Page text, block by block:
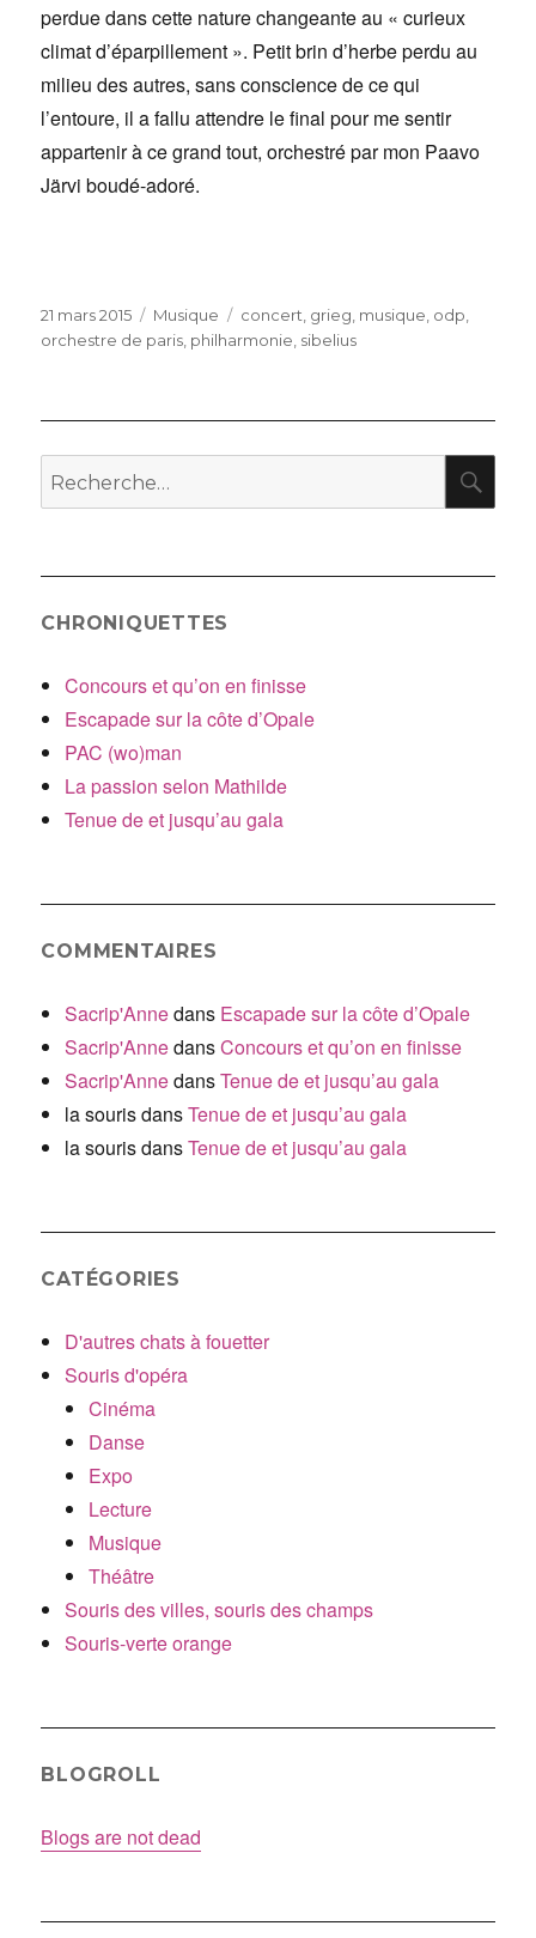
perdue dans cette nature changeante au « curieux
climat d’éparpillement ». Petit brin d’herbe perdu au
milieu des autres, sans conscience de ce qui
l’entoure, il a fallu attendre le final pour me sentir
appartenir à ce grand tout, orchestré par mon Paavo
Järvi boudé-adoré.
Publié
le
21 mars 2015 Catégories
Musique Étiquettes
concert, grieg, musique, odp,
orchestre de paris, philharmonie, sibelius
Recherche
pour
CHRONIQUETTES
Concours et qu’on en finisse
Escapade sur la côte d’Opale
PAC (wo)man
La passion selon Mathilde
Tenue de et jusqu’au gala
COMMENTAIRES
Sacrip'Annedans Escapade sur la côte d’Opale
Sacrip'AnnedansConcours et qu’on en finisse
Sacrip'AnnedansTenue de et jusqu’au gala
la sourisdansTenue de et jusqu’au gala
la sourisdansTenue de et jusqu’au gala
CATÉGORIES
D'autres chats à fouetter
Souris d'opéra
Cinéma
Danse
Expo
Lecture
Musique
Théâtre
Souris des villes, souris des champs
Souris-verte orange
BLOGROLL
Blogs are not dead